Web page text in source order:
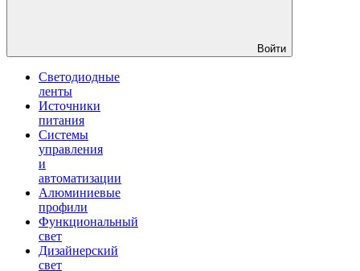
Войти
Светодиодные
ленты
Источники
питания
Системы
управления
и
автоматизации
Алюминиевые
профили
Функциональный
свет
Дизайнерский
свет